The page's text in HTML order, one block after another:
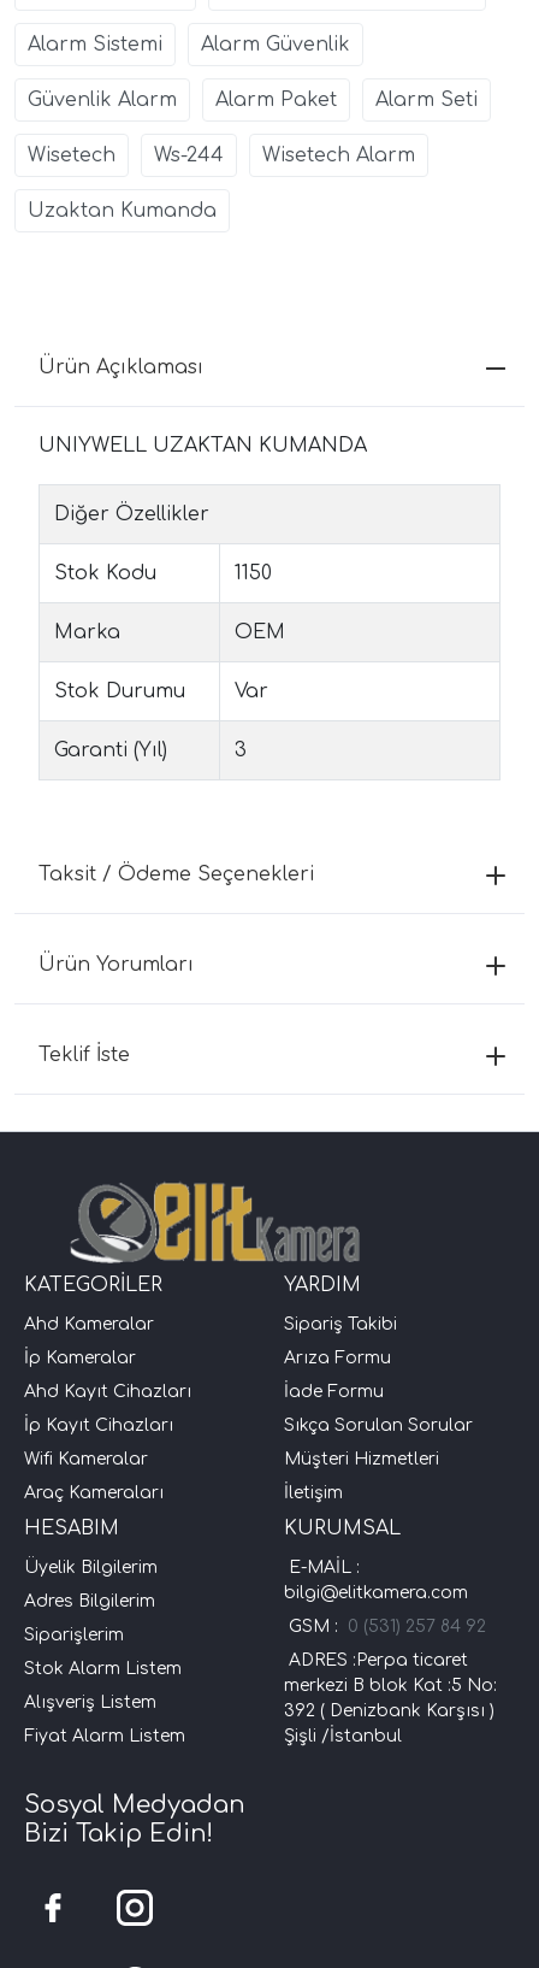
Alarm Sistemi Alarm Güvenlik
Güvenlik Alarm Alarm Paket Alarm Seti
Wisetech Ws-244 Wisetech Alarm
Uzaktan Kumanda
Ürün Açıklaması
UNIYWELL UZAKTAN KUMANDA
Diğer Özellikler
Stok Kodu 1150
Marka OEM
Stok Durumu Var
Garanti (Yıl) 3
Taksit / Ödeme Seçenekleri
Ürün Yorumları
Teklif İste
KATEGORİLER
Ahd Kameralar
İp Kameralar
Ahd Kayıt Cihazları
İp Kayıt Cihazları
Wifi Kameralar
Araç Kameraları
YARDIM
Sipariş Takibi
Arıza Formu
İade Formu
Sıkça Sorulan Sorular
Müşteri Hizmetleri
İletişim
HESABIM
Üyelik Bilgilerim
Adres Bilgilerim
Siparişlerim
Stok Alarm Listem
Alışveriş Listem
Fiyat Alarm Listem
KURUMSAL
E-MAİL :
bilgi@elitkamera.com
GSM : 0 (531) 257 84 92
ADRES :Perpa ticaret
merkezi B blok Kat :5 No:
392 ( Denizbank Karşısı )
Şişli /İstanbul
Sosyal Medyadan
Bizi Takip Edin!